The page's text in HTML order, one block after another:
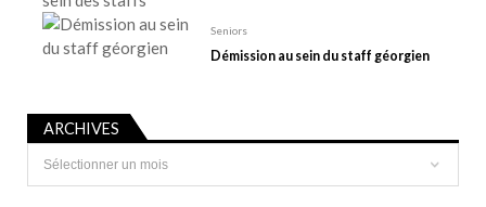
Seniors
Démission au sein du staff géorgien
ARCHIVES
Archives